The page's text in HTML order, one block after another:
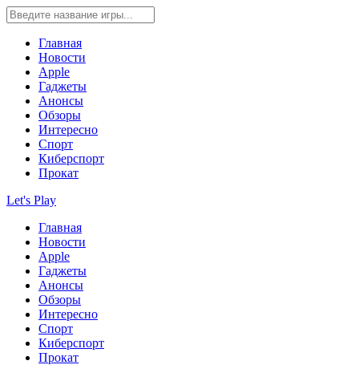
Главная
Новости
Apple
Гаджеты
Анонсы
Обзоры
Интересно
Спорт
Киберспорт
Прокат
Let's Play
Главная
Новости
Apple
Гаджеты
Анонсы
Обзоры
Интересно
Спорт
Киберспорт
Прокат